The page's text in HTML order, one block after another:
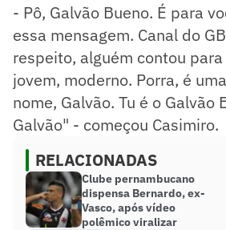
- Pô, Galvão Bueno. É para
essa mensagem. Canal do
respeito, alguém contou
jovem, moderno. Porra, é
nome, Galvão. Tu é o Galvão
Galvão" - começou Casimiro.
RELACIONADAS
Clube pernambucano
dispensa Bernardo, ex-
Vasco, após vídeo
polêmico viralizar